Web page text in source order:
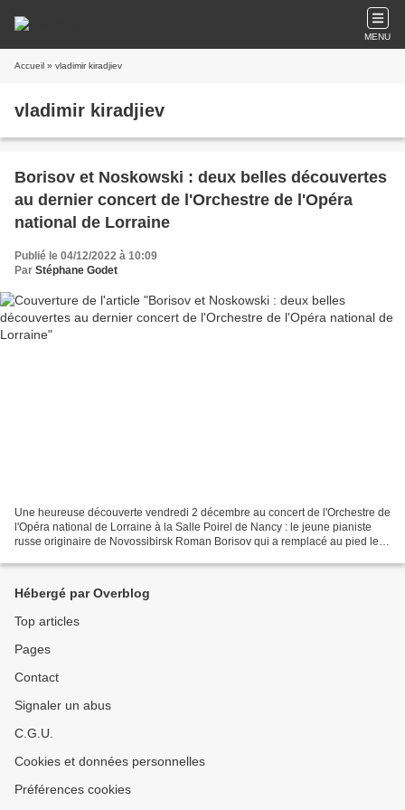
MENU
Accueil » vladimir kiradjiev
vladimir kiradjiev
Borisov et Noskowski : deux belles découvertes
au dernier concert de l'Orchestre de l'Opéra
national de Lorraine
Publié le 04/12/2022 à 10:09
Par Stéphane Godet
Une heureuse découverte vendredi 2 décembre au concert de l'Orchestre de
l'Opéra national de Lorraine à la Salle Poirel de Nancy : le jeune pianiste
russe originaire de Novossibirsk Roman Borisov qui a remplacé au pied levé
Hébergé par Overblog
Top articles
Pages
Contact
Signaler un abus
C.G.U.
Cookies et données personnelles
Préférences cookies